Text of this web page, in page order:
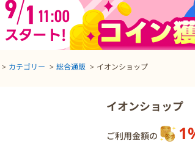
カテゴリー 総合通販 イオンショップ
イオンショップ
ご利用金額の